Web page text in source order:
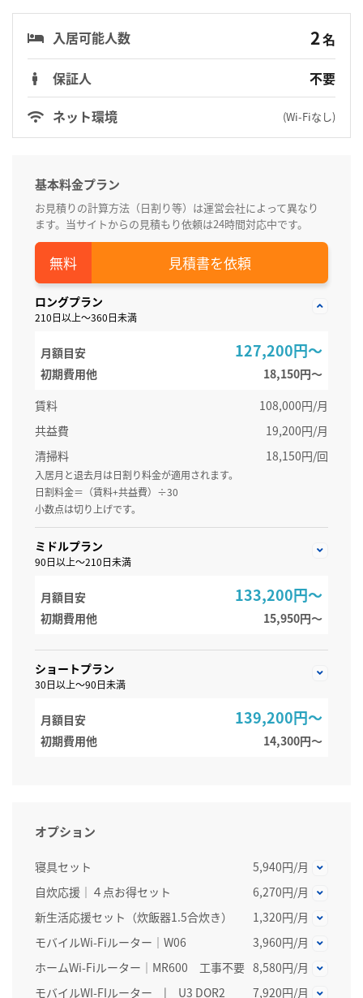
入居可能人数 2名
保証人
不要
ネット環境
(Wi-Fiなし)
基本料金プラン
お見積りの計算方法（日割り等）は運営会社によって異なり
ます。当サイトからの見積もり依頼は24時間対応中です。
見積書を依頼
ロングプラン
210日以上～360日未満
月額目安 127,200円～
初期費用他
18,150円〜
賃料
108,000円/月
共益費
19,200円/月
清掃料
18,150円/回
入居月と退去月は日割り料金が適用されます。
日割料金＝（賃料+共益費）÷30
小数点は切り上げです。
ミドルプラン
90日以上～210日未満
月額目安 133,200円～
初期費用他 15,950円〜
ショートプラン
30日以上～90日未満
月額目安 139,200円～
初期費用他 14,300円〜
オプション
寝具セット
5,940円/月
自炊応援｜４点お得セット
6,270円/月
新生活応援セット（炊飯器1.5合炊き）
1,320円/月
モバイルWi-Fiルーター｜W06
3,960円/月
ホームWi-Fiルーター│MR600 工事不要 8,580円/月
モバイルWI-FIルーター | U3 DOR2
7,920円/月